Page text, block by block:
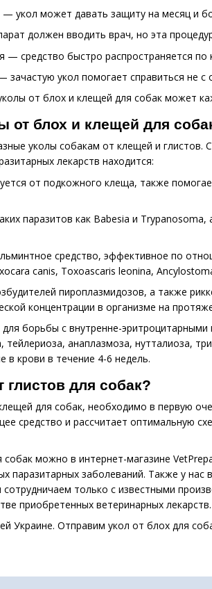
— укол может давать защиту на месяц и
должен вводить врач, но эта
— средство быстро распространяется
зачастую укол помогает справиться не
от блох и клещей для собак может
от блох и клещей для
уколы собакам от клещей и глистов.
лекарств находится:
от подкожного клеща, также
паразитов как Babesia и
средство, эффективное по
canis, Toxoascaris leonina,
пироплазмидозов, а также
концентрации в организме на
борьбы с внутренне-
тейлериоза, анаплазмоза, нутталиоза,
в крови в течение 4-6 недель.
глистов для собак?
для собак, необходимо в первую
средство и рассчитает оптимальную
собак можно в интернет-магазине
паразитарных заболеваний. Также у нас
только с известными
приобретенных ветеринарных лекарств.
Украине. Отправим укол от блох для